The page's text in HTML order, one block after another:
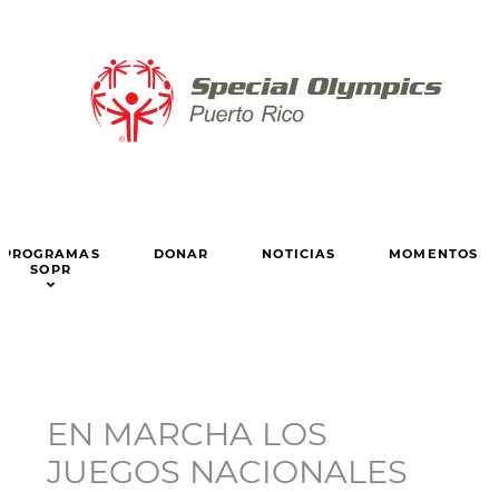
PROGRAMAS
SOPR
DONAR NOTICIAS MOMENTOS
EN MARCHA LOS
JUEGOS NACIONALES